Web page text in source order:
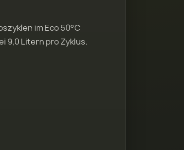
im Eco 50°C
9,0 Litern pro Zyklus.